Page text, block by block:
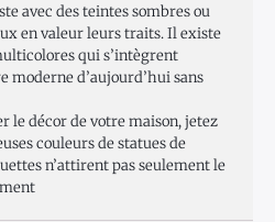
avec des teintes sombres ou
en valeur leurs traits. Il existe
qui s’intègrent
moderne d’aujourd’hui sans
le décor de votre maison, jetez
couleurs de statues de
n’attirent pas seulement le